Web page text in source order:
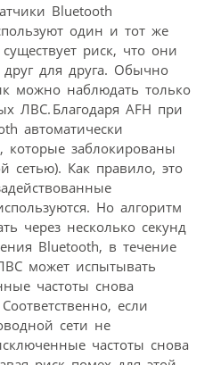
Bluetooth
один и тот же
риск, что они
друг для друга. Обычно
можно наблюдать только
ЛВС. Благодаря AFH при
автоматически
которые заблокированы
сетью). Как правило, это
Но алгоритм
через несколько секунд
Bluetooth, в течение
может испытывать
частоты снова
если
сети не
частоты снова